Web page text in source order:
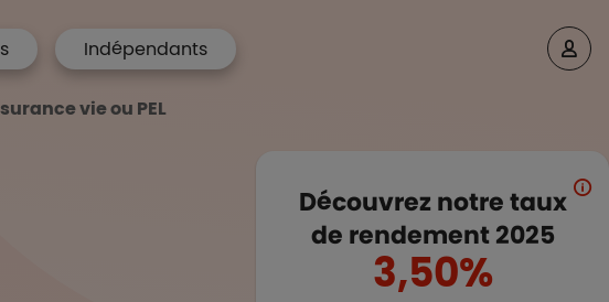
Indépendants
vie ou PEL
Découvrez notre taux
de rendement 2025
3,50%